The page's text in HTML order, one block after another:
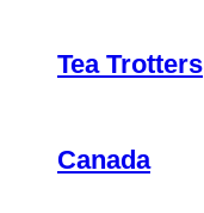
Tea Trotters
Canada